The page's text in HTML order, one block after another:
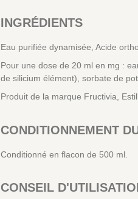
INGRÉDIENTS
Eau purifiée dynamisée, Acide
Pour une dose de 20 ml en mg :
de silicium élément), sorbate de
Produit de la marque Fructivia,
CONDITIONNEMENT
Conditionné en flacon de 500 ml.
CONSEIL